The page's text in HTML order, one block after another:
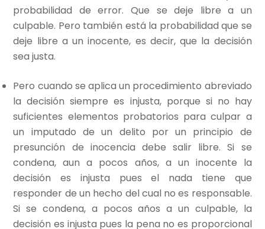
probabilidad de error. Que se deje libre a un
culpable. Pero también está la probabilidad que se
deje libre a un inocente, es decir, que la decisión
sea justa.
Pero cuando se aplica un procedimiento abreviado
la decisión siempre es injusta, porque si no hay
suficientes elementos probatorios para culpar a
un imputado de un delito por un principio de
presunción de inocencia debe salir libre. Si se
condena, aun a pocos años, a un inocente la
decisión es injusta pues el nada tiene que
responder de un hecho del cual no es responsable.
Si se condena, a pocos años a un culpable, la
decisión es injusta pues la pena no es proporcional